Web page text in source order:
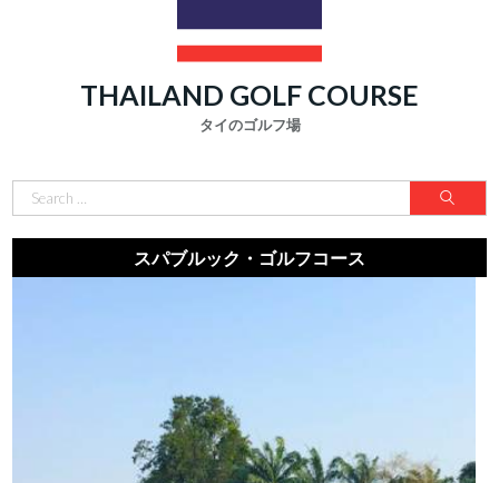
THAILAND GOLF COURSE
タイのゴルフ場
スパブルック・ゴルフコース